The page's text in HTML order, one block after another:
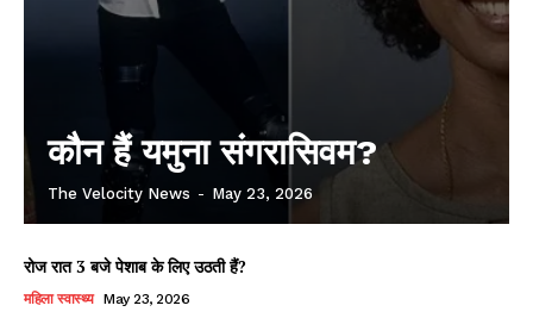
कौन हैं यमुना संगरासिवम?
The Velocity News - May 23, 2026
रोज रात 3 बजे पेशाब के लिए उठती हैं?
महिला स्वास्थ्य May 23, 2026